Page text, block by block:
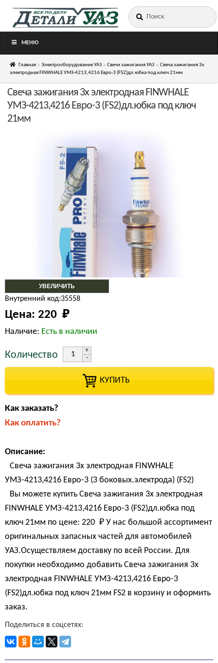
Перейти
Перейти
Искать:
МЕНЮ
Главная Электрооборудование УАЗ Свечи зажигания УАЗ
Свеча зажигания 3х
электродная FINWHALE УМЗ-4213,4216 Евро-3 (FS2)дл.юбка под ключ 21мм
УВЕЛИЧИТЬ
Свеча зажигания 3х электродная FINWHALE
УМЗ-4213,4216 Евро-3 (FS2)дл.юбка под ключ
21мм
Внутренний код:35558
Цена: 220 ₽
Наличие: Есть в наличии
Количество
КУПИТЬ
Как заказать?
Как оплатить?
Описание:
Свеча зажигания 3х электродная FINWHALE
УМЗ-4213,4216 Евро-3 (3 боковых.электрода) (FS2)
Вы можете купить Свеча зажигания 3х электродная
FINWHALE УМЗ-4213,4216 Евро-3 (FS2)дл.юбка под
ключ 21мм по цене: 220 ₽ У нас большой ассортимент
оригинальных запасных частей для автомобилей
УАЗ.Осуществляем доставку по всей России. Для
покупки необходимо добавить Свеча зажигания 3х
электродная FINWHALE УМЗ-4213,4216 Евро-3
(FS2)дл.юбка под ключ 21мм FS2 в корзину и оформить
заказ.
Поделиться в соцсетях: